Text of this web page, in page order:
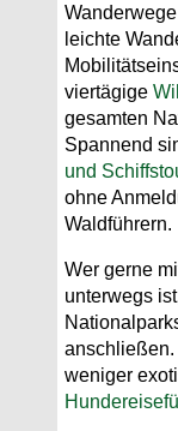
leichte
viertägige
gesamten
Spannend
und
ohne
Waldführern.
Wer gerne
unterwegs
anschließen.
weniger